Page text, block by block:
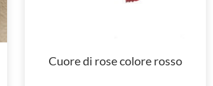
Cuore di rose colore rosso